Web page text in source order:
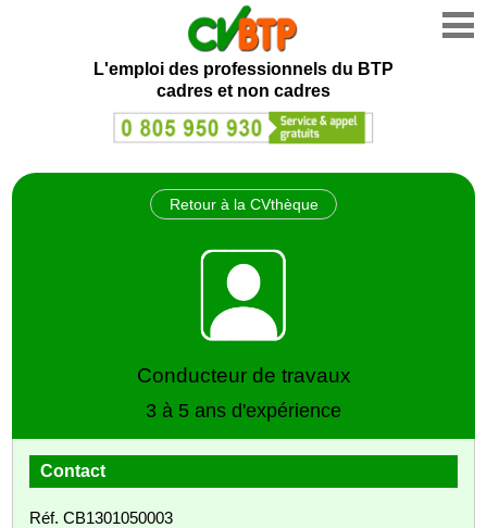
L'emploi des professionnels du BTP
cadres et non cadres
Retour à la CVthèque
Conducteur de travaux
3 à 5 ans d'expérience
Contact
Réf. CB1301050003